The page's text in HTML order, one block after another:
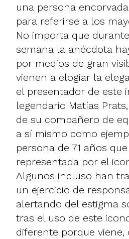
una persona
para referirse a los
No importa que
semana la anécdota
por medios de gran
vienen a elogiar la
el presentador de este
legendario Matías
de su compañero de
a sí mismo como
persona de 71 años
representada por el
Algunos incluso han
un ejercicio de
alertando del estigma
tras el uso de este
diferente porque viene,